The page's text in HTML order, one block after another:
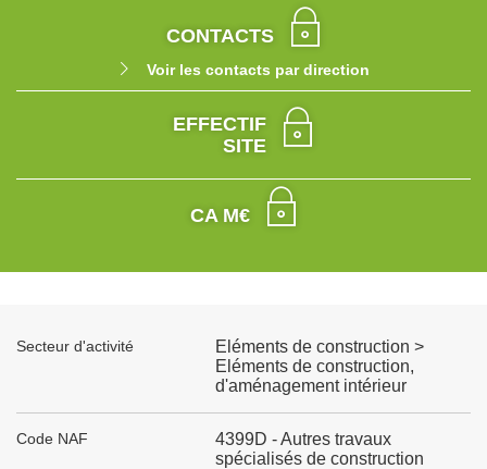
CONTACTS
Voir les contacts par direction
EFFECTIF
SITE
CA M€
Secteur d'activité
Eléments de construction >
Eléments de construction,
d'aménagement intérieur
Code NAF
4399D - Autres travaux
spécialisés de construction